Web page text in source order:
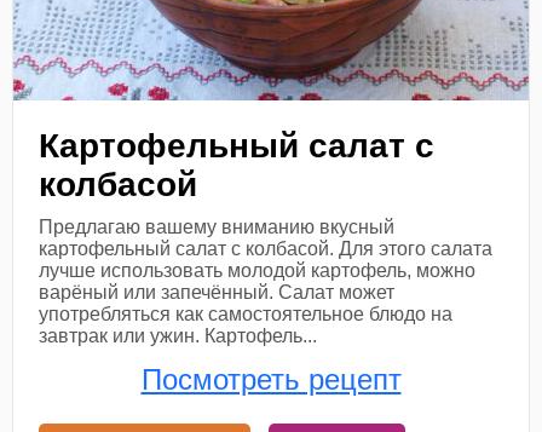
Картофельный салат с
колбасой
Предлагаю вашему вниманию вкусный
картофельный салат с колбасой. Для этого салата
лучше использовать молодой картофель, можно
варёный или запечённый. Салат может
употребляться как самостоятельное блюдо на
завтрак или ужин. Картофель...
Посмотреть рецепт